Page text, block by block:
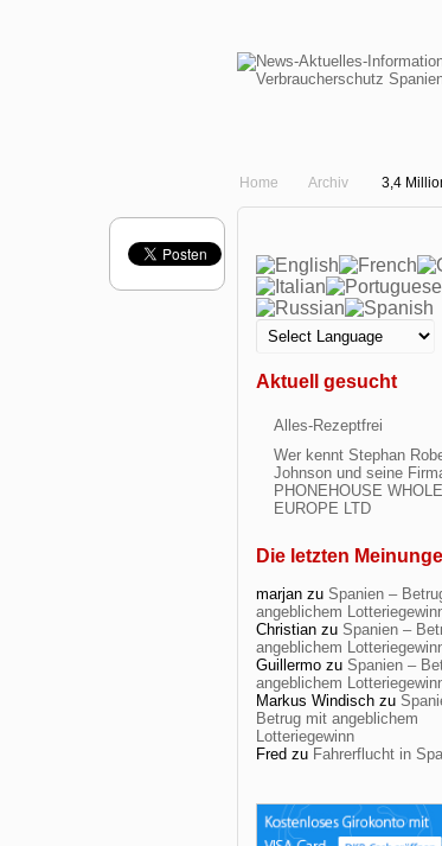
Home Archiv 3,4
Aktuell gesucht
Alles-Rezeptfrei
Wer kennt Stephan
Johnson und seine
PHONEHOUSE
EUROPE LTD
Die letzten
marjan zu Spanien –
angeblichem
Christian zu Spanien –
angeblichem
Guillermo zu Spanien –
angeblichem
Markus Windisch zu
Betrug mit angeblichem
Lotteriegewinn
Fred zu Fahrerflucht in